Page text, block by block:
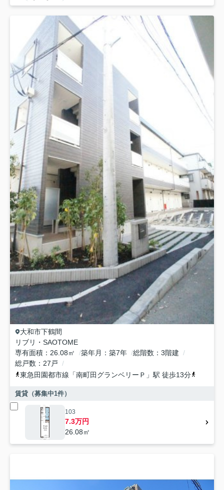
大和市下鶴間
リブリ・SAOTOME
専有面積
26.08㎡ 築年月 築7年 総階数
3階建
総戸数
27戸
東急田園都市線 「南町田グランベリーＰ 」駅 徒歩13分
賃貸（募集中1件）
103
7.3万円
26.08㎡